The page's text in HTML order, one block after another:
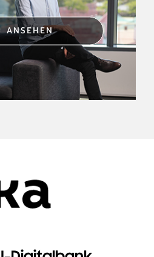
ANSEHEN